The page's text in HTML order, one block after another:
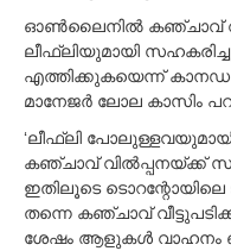
ഓണ്‍ലൈനില്‍ കഞ്ചാവ്
ലീഫ്‌ലിയുമായി
എത്തിക്കുകയെന്ന്
മാനേജര്‍ ലോല കാസിം
‘ലീഫ്‌ലി പോലുള്ളവയുമായി
കഞ്ചാവ് വില്‍പ്പനയ്ക്ക്
ഇതിലൂടെ
തന്നെ കഞ്ചാവ്
ശേഷം ആളുകള്‍ വാഹനം